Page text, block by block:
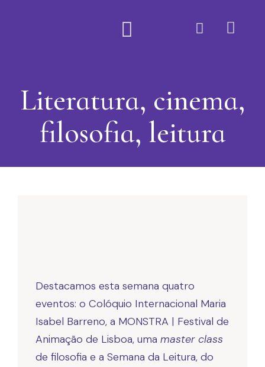
Literatura, cinema,
filosofia, leitura
Destacamos esta semana quatro
eventos: o Colóquio Internacional Maria
Isabel Barreno, a MONSTRA | Festival de
Animação de Lisboa, uma master class
de filosofia e a Semana da Leitura, do